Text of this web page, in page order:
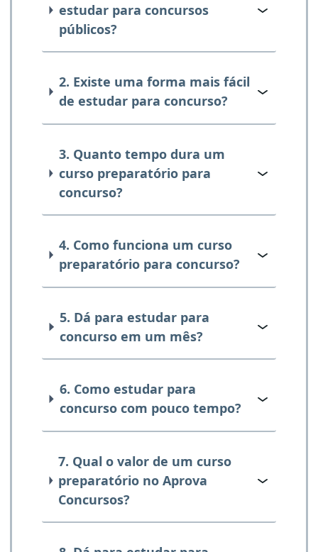
estudar para concursos
públicos?
2. Existe uma forma mais fácil
de estudar para concurso?
3. Quanto tempo dura um
curso preparatório para
concurso?
4. Como funciona um curso
preparatório para concurso?
5. Dá para estudar para
concurso em um mês?
6. Como estudar para
concurso com pouco tempo?
7. Qual o valor de um curso
preparatório no Aprova
Concursos?